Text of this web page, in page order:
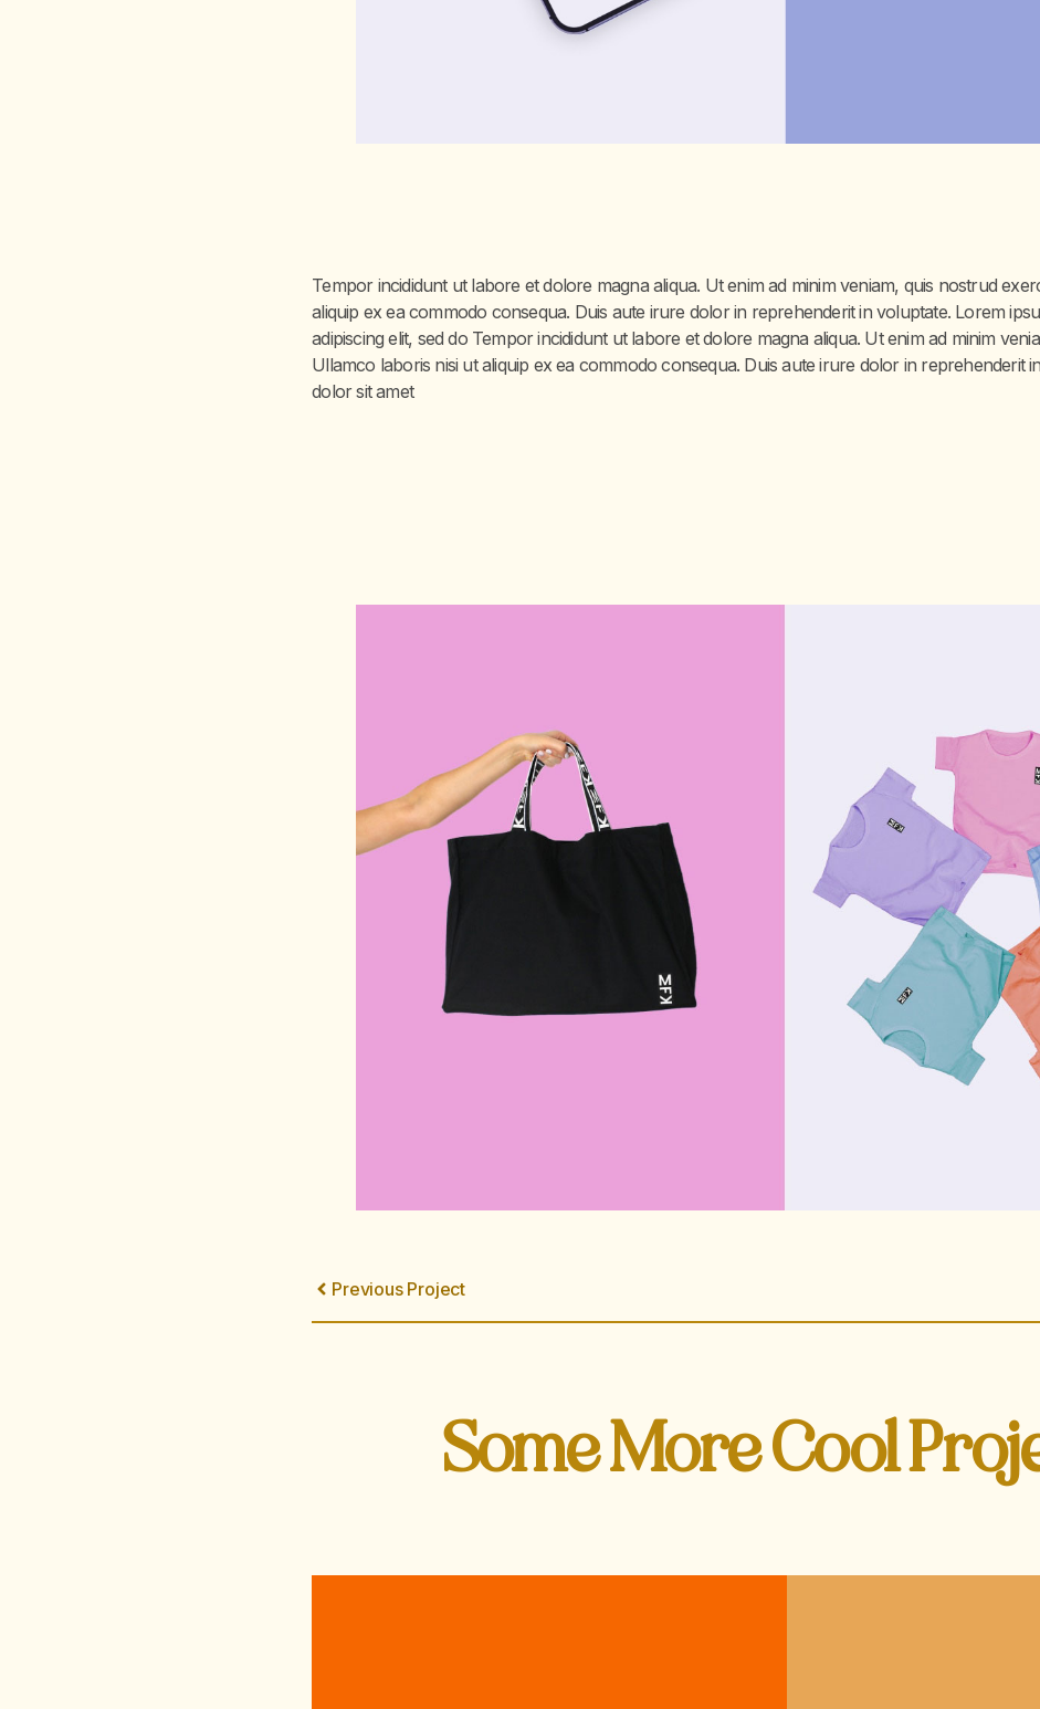
Tempor incididunt ut labore et dolore magna aliqua. Ut enim ad minim veniam, quis nostrud
aliquip ex ea commodo consequa. Duis aute irure dolor in reprehenderit in voluptate. Lorem
adipiscing elit, sed do Tempor incididunt ut labore et dolore magna aliqua. Ut enim ad minim
Ullamco laboris nisi ut aliquip ex ea commodo consequa. Duis aute irure dolor in reprehenderit
dolor sit amet
Previous Project
Some More Cool